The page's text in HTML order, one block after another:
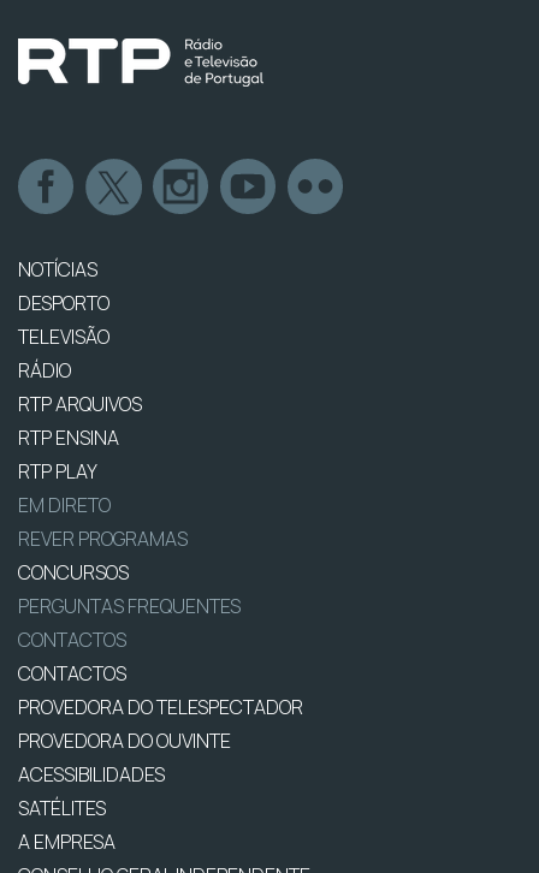
NOTÍCIAS
DESPORTO
TELEVISÃO
RÁDIO
RTP ARQUIVOS
RTP ENSINA
RTP PLAY
EM DIRETO
REVER PROGRAMAS
CONCURSOS
PERGUNTAS FREQUENTES
CONTACTOS
CONTACTOS
PROVEDORA DO TELESPECTADOR
PROVEDORA DO OUVINTE
ACESSIBILIDADES
SATÉLITES
A EMPRESA